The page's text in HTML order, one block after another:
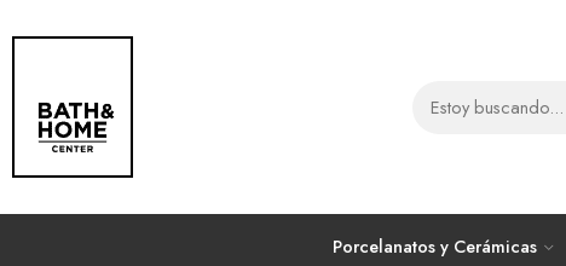
Porcelanatos y Cerámicas